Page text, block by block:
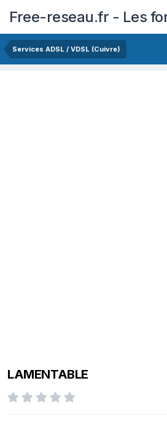
Free-reseau.fr - Les
Services ADSL / VDSL (Cuivre)
LAMENTABLE